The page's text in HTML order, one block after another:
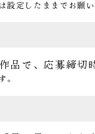
定したままでお願い
品で、応募締切
。